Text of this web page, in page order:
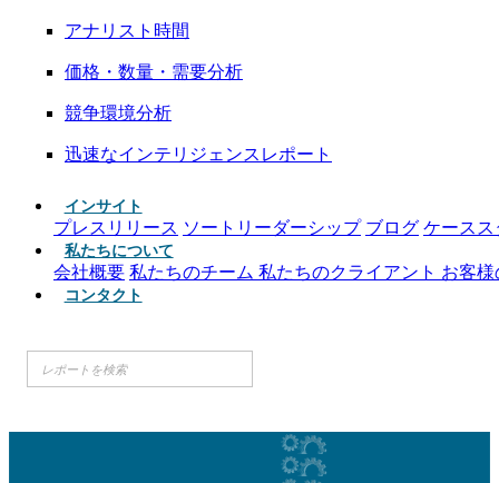
アナリスト時間
価格・数量・需要分析
競争環境分析
迅速なインテリジェンスレポート
インサイト
プレスリリース ソートリーダーシップ ブログ ケースス
私たちについて
会社概要 私たちのチーム 私たちのクライアント お客
コンタクト